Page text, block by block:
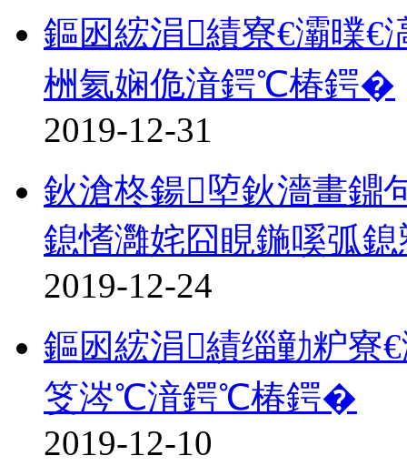
鏂囦綋涓績寮€灞曗€
栦氦娴佹湇鍔℃椿鍔�
2019-12-31
鈥滄柊鍚埅鈥濇畫鐤
鎴愭灉姹囧睍鍦嗘弧鎴
2019-12-24
鏂囦綋涓績缁勭粐寮
笅涔℃湇鍔℃椿鍔�
2019-12-10